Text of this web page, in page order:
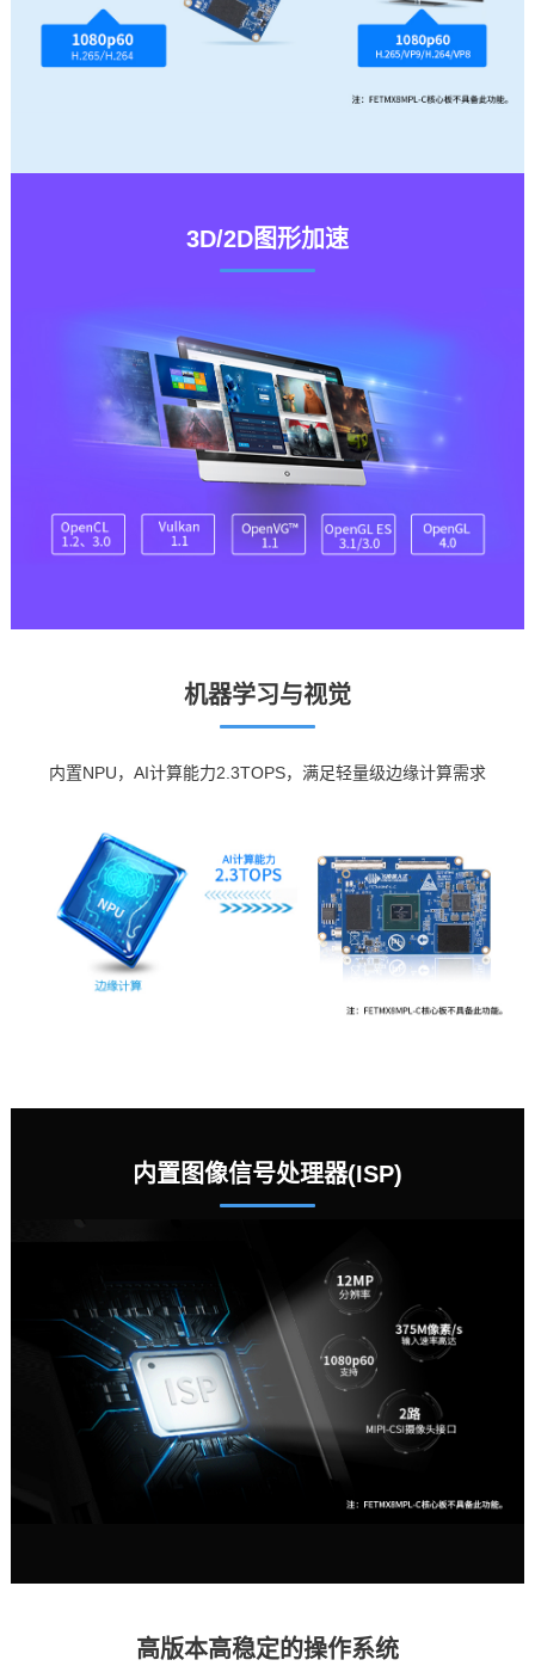
3D/2D图形加速
机器学习与视觉
内置NPU，AI计算能力2.3TOPS，满足轻量级边缘计算需求
内置图像信号处理器(ISP)
高版本高稳定的操作系统